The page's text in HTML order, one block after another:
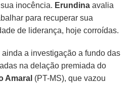
inocência. Erundina avalia
para recuperar sua
de liderança, hoje corroídas.
a investigação a fundo das
na delação premiada do
Amaral (PT-MS), que vazou